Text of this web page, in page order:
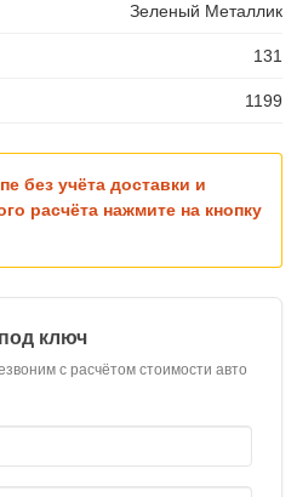
Зеленый Металлик
131
1199
без учёта доставки и
расчёта нажмите на кнопку
ключ
с расчётом стоимости авто